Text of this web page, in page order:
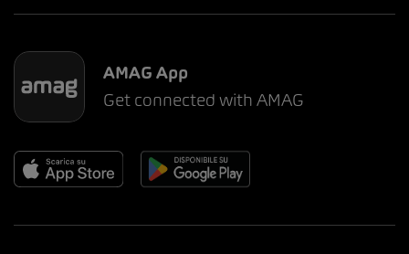
AMAG App
Get connected with AMAG